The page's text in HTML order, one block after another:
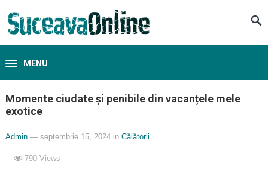
MENU
Momente ciudate și penibile din vacanțele mele
exotice
Admin — septembrie 15, 2024 in Călătorii
790Views